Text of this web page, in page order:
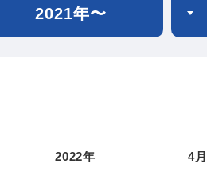
2021年〜
2022年 4月